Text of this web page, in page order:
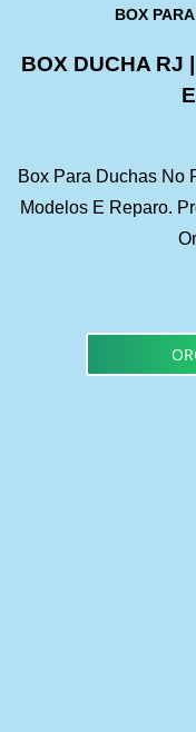
BOX
BOX DUCHA RJ
Box Para Duchas No
Modelos E Reparo.